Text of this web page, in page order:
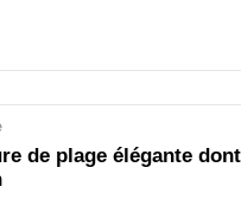
de plage élégante